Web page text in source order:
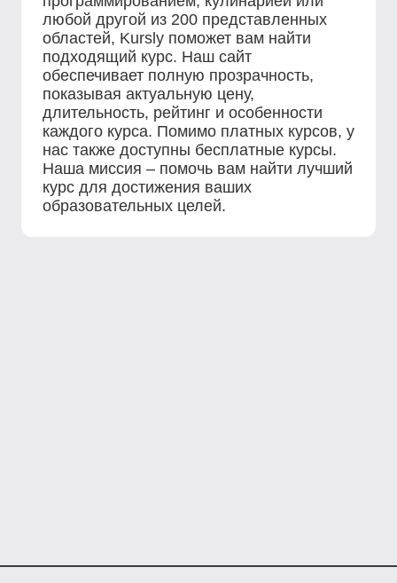
любой другой из 200 представленных
областей, Kursly поможет вам найти
подходящий курс. Наш сайт
обеспечивает полную прозрачность,
показывая актуальную цену,
длительность, рейтинг и особенности
каждого курса. Помимо платных курсов, у
нас также доступны бесплатные курсы.
Наша миссия – помочь вам найти лучший
курс для достижения ваших
образовательных целей.